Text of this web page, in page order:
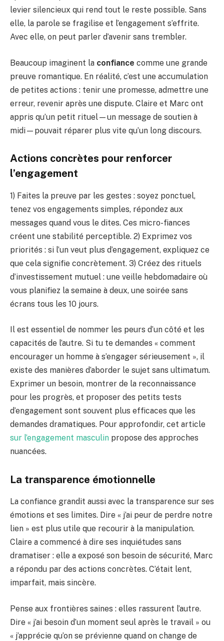
levier silencieux qui rend tout le reste possible. Sans
elle, la parole se fragilise et l’engagement s’effrite.
Avec elle, on peut parler d’avenir sans trembler.
Beaucoup imaginent la confiance comme une grande
preuve romantique. En réalité, c’est une accumulation
de petites actions : tenir une promesse, admettre une
erreur, revenir après une dispute. Claire et Marc ont
appris qu’un petit rituel—un message de soutien à
midi—pouvait réparer plus vite qu’un long discours.
Actions concrètes pour renforcer
l’engagement
1) Faites la preuve par les gestes : soyez ponctuel,
tenez vos engagements simples, répondez aux
messages quand vous le dites. Ces micro-fiances
créent une stabilité perceptible. 2) Exprimez vos
priorités : si l’un veut plus d’engagement, expliquez ce
que cela signifie concrètement. 3) Créez des rituels
d’investissement mutuel : une veille hebdomadaire où
vous planifiez la semaine à deux, une soirée sans
écrans tous les 10 jours.
Il est essentiel de nommer les peurs d’un côté et les
capacités de l’autre. Si tu te demandes « comment
encourager un homme à s’engager sérieusement », il
existe des manières d’aborder le sujet sans ultimatum.
Exprimer un besoin, montrer de la reconnaissance
pour les progrès, et proposer des petits tests
d’engagement sont souvent plus efficaces que les
demandes dramatiques. Pour approfondir, cet article
sur l’engagement masculin propose des approches
nuancées.
La transparence émotionnelle
La confiance grandit aussi avec la transparence sur ses
émotions et ses limites. Dire « j’ai peur de perdre notre
lien » est plus utile que recourir à la manipulation.
Claire a commencé à dire ses inquiétudes sans
dramatiser : elle a exposé son besoin de sécurité, Marc
a répondu par des actions concrètes. C’était lent,
imparfait, mais sincère.
Pense aux frontières saines : elles rassurent l’autre.
Dire « j’ai besoin d’un moment seul après le travail » ou
« j’apprécie qu’on se prévienne quand on change de